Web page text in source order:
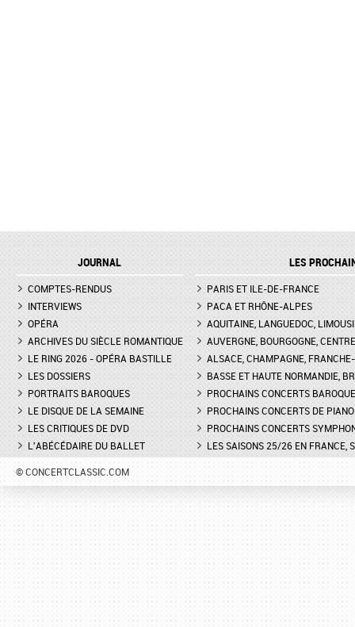
JOURNAL
COMPTES-RENDUS
INTERVIEWS
OPÉRA
ARCHIVES DU SIÈCLE ROMANTIQUE
LE RING 2026 - OPÉRA BASTILLE
LES DOSSIERS
PORTRAITS BAROQUES
LE DISQUE DE LA SEMAINE
LES CRITIQUES DE DVD
L'ABÉCÉDAIRE DU BALLET
LES
PARIS ET ILE-DE-FRANCE
PACA ET RHÔNE-ALPES
AQUITAINE, LANGUEDOC,
AUVERGNE, BOURGOGNE, CENTRE
ALSACE, CHAMPAGNE,
BASSE ET HAUTE NORMANDIE,
PROCHAINS CONCERTS
PROCHAINS CONCERTS DE PIANO
PROCHAINS CONCERTS
LES SAISONS 25/26 EN FRANCE,
© CONCERTCLASSIC.COM